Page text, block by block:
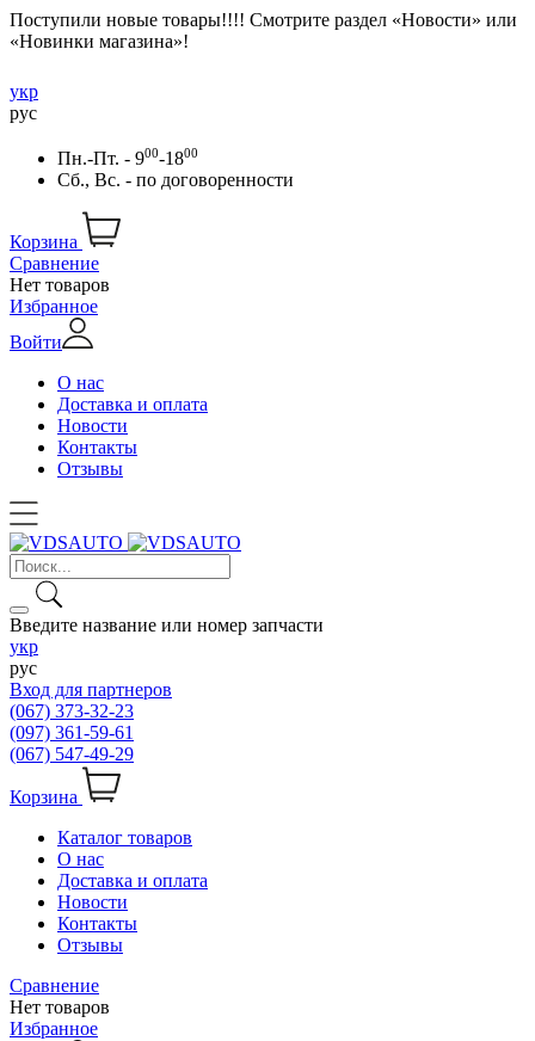
Поступили новые товары!!!! Смотрите раздел «Новости» или
«Новинки магазина»!
укр
рус
Пн.-Пт. - 900-1800
Сб., Вс. - по договоренности
Корзина
Сравнение
Нет товаров
Избранное
Войти
О нас
Доставка и оплата
Новости
Контакты
Отзывы
Введите название или номер запчасти
укр
рус
Вход для партнеров
(067) 373-32-23
(097) 361-59-61
(067) 547-49-29
Корзина
Каталог товаров
О нас
Доставка и оплата
Новости
Контакты
Отзывы
Сравнение
Нет товаров
Избранное